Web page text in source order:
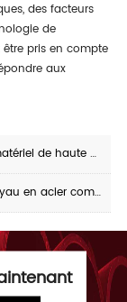
des facteurs
de
pris en compte
aux
à crée un appui stable
ses champs d'application